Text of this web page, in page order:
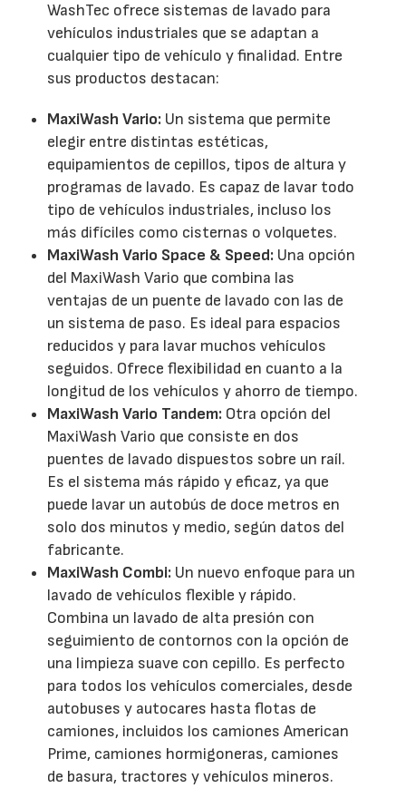
WashTec ofrece sistemas de lavado para
vehículos industriales que se adaptan a
cualquier tipo de vehículo y finalidad. Entre
sus productos destacan:
MaxiWash Vario: Un sistema que permite
elegir entre distintas estéticas,
equipamientos de cepillos, tipos de altura y
programas de lavado. Es capaz de lavar todo
tipo de vehículos industriales, incluso los
más difíciles como cisternas o volquetes.
MaxiWash Vario Space & Speed: Una opción
del MaxiWash Vario que combina las
ventajas de un puente de lavado con las de
un sistema de paso. Es ideal para espacios
reducidos y para lavar muchos vehículos
seguidos. Ofrece flexibilidad en cuanto a la
longitud de los vehículos y ahorro de tiempo.
MaxiWash Vario Tandem: Otra opción del
MaxiWash Vario que consiste en dos
puentes de lavado dispuestos sobre un raíl.
Es el sistema más rápido y eficaz, ya que
puede lavar un autobús de doce metros en
solo dos minutos y medio, según datos del
fabricante.
MaxiWash Combi: Un nuevo enfoque para un
lavado de vehículos flexible y rápido.
Combina un lavado de alta presión con
seguimiento de contornos con la opción de
una limpieza suave con cepillo. Es perfecto
para todos los vehículos comerciales, desde
autobuses y autocares hasta flotas de
camiones, incluidos los camiones American
Prime, camiones hormigoneras, camiones
de basura, tractores y vehículos mineros.